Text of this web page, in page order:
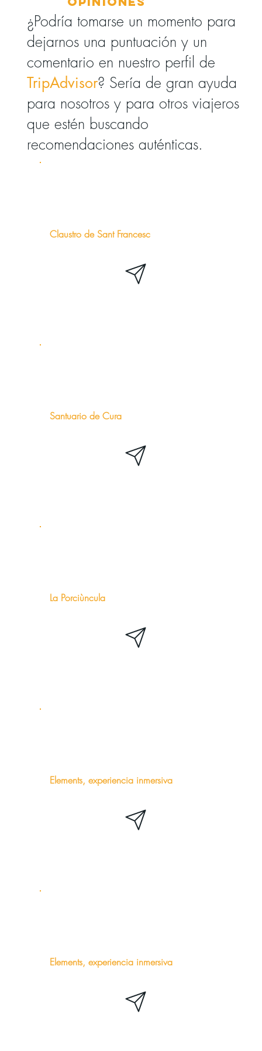
¿Podría tomarse un momento para
dejarnos una puntuación y un
comentario en nuestro perfil de
TripAdvisor? Sería de gran ayuda
para nosotros y para otros viajeros
que estén buscando
recomendaciones auténticas.
Claustro de Sant Francesc
Santuario de Cura
La Porciùncula
Elements, experiencia inmersiva
Elements, experiencia inmersiva